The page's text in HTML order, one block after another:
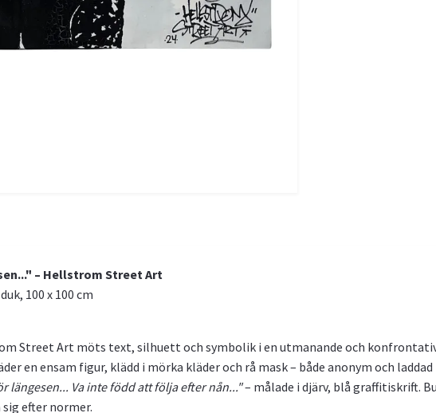
– Hellstrom Street Art
100 x 100 cm
Street Art möts text, silhuett och symbolik i en utmanande och
en ensam figur, klädd i mörka kläder och rå mask – både anonym och
längesen... Va inte född att följa efter nån..."– målade i djärv, blå graffitiskrift.
efter normer.